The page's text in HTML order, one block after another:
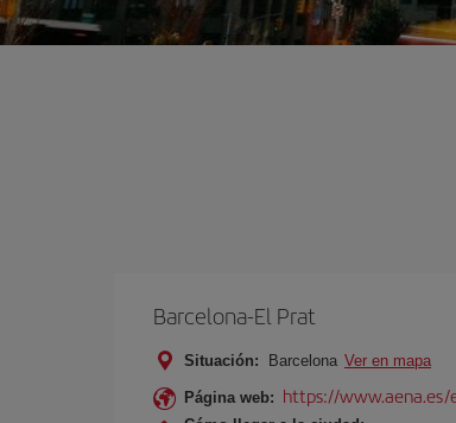
Barcelona-El Prat
Situación: Barcelona Ver en mapa
Página web: https://www.aena.es/